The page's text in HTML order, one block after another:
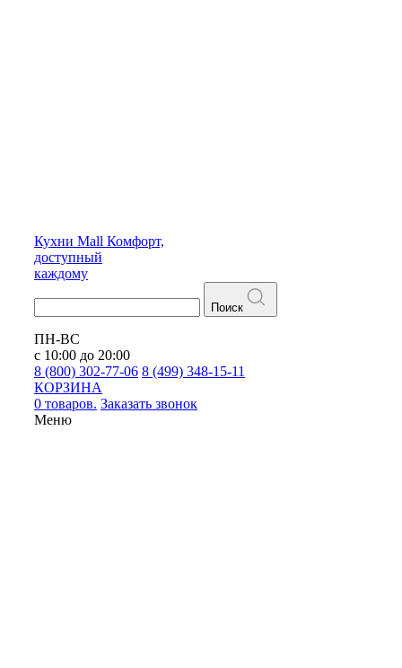
Кухни Mall Комфорт,
доступный
каждому
Поиск
ПН-ВС
с 10:00 до 20:00
8 (800) 302-77-06 8 (499) 348-15-11
КОРЗИНА
0 товаров. Заказать звонок
Меню